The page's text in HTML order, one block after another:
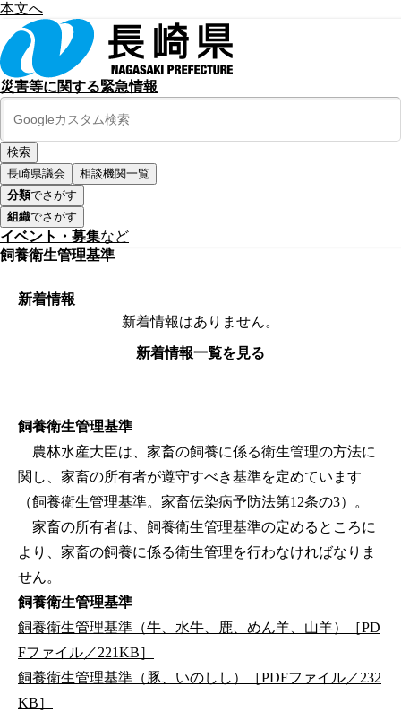
本文へ
災害等に関する緊急情報
長崎県議会
相談機関一覧
分類でさがす
組織でさがす
イベント・募集など
飼養衛生管理基準
新着情報
新着情報はありません。
新着情報一覧を見る
飼養衛生管理基準
農林水産大臣は、家畜の飼養に係る衛生管理の方法に
関し、家畜の所有者が遵守すべき基準を定めています
（飼養衛生管理基準。家畜伝染病予防法第12条の3）。
家畜の所有者は、飼養衛生管理基準の定めるところに
より、家畜の飼養に係る衛生管理を行わなければなりま
せん。
飼養衛生管理基準
飼養衛生管理基準（牛、水牛、鹿、めん羊、山羊）［PD
Fファイル／221KB］
飼養衛生管理基準（豚、いのしし）［PDFファイル／232
KB］